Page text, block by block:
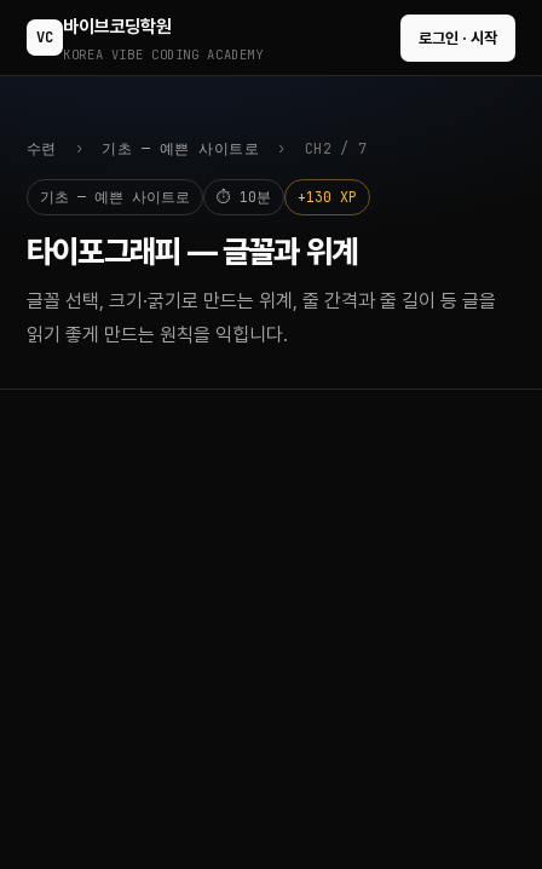
VC 바이브코딩학원
KOREA VIBE CODING ACADEMY
로그인 · 시작
수련 › 기초 — 예쁜 사이트로 › CH2 / 7
기초 — 예쁜 사이트로 ⏱ 10분 +130 XP
타이포그래피 — 글꼴과 위계
글꼴 선택, 크기·굵기로 만드는 위계, 줄 간격과 줄 길이 등 글을
읽기 좋게 만드는 원칙을 익힙니다.